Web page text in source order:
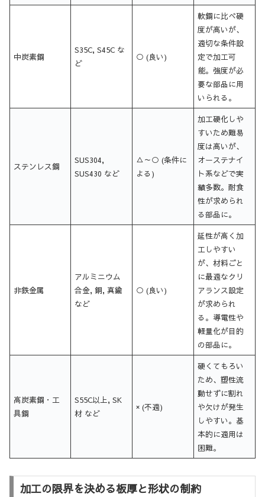
中炭素鋼
S35C, S45C な
ど
○ (良い)
軟鋼に比べ硬
度が高いが、
適切な条件設
定で加工可
能。強度が必
要な部品に用
いられる。
ステンレス鋼
SUS304,
SUS430 など
△～○ (条件に
よる)
加工硬化しや
すいため難易
度は高いが、
オーステナイ
ト系などで実
績多数。耐食
性が求められ
る部品に。
非鉄金属
アルミニウム
合金, 銅, 真鍮
など
○ (良い)
延性が高く加
工しやすい
が、材料ごと
に最適なクリ
アランス設定
が求められ
る。導電性や
軽量化が目的
の部品に。
高炭素鋼・工
具鋼
S55C以上, SK
材 など
× (不適)
硬くてもろい
ため、塑性流
動せずに割れ
や欠けが発生
しやすい。基
本的に適用は
困難。
加工の限界を決める板厚と形状の制約